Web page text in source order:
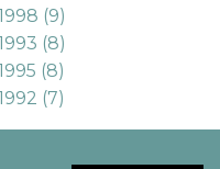
(9)
(8)
(8)
(7)